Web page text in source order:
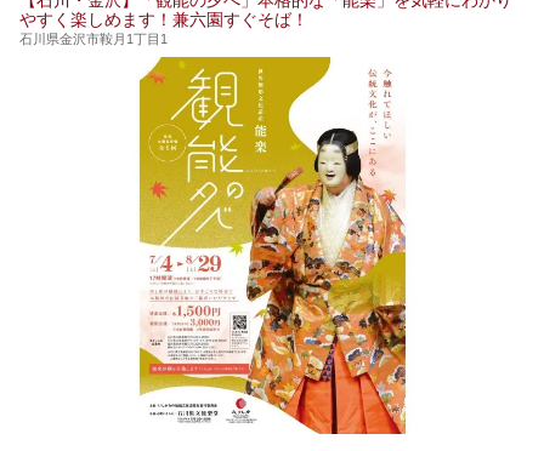
やすく楽しめます！兼六園すぐそば！
石川県金沢市鞍月1丁目1